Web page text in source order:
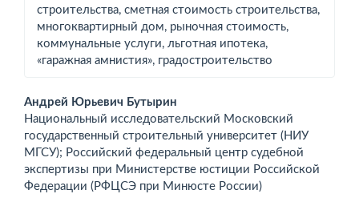
строительства, сметная стоимость строительства,
многоквартирный дом, рыночная стоимость,
коммунальные услуги, льготная ипотека,
«гаражная амнистия», градостроительство
Основное
содержимое
статьи
Андрей Юрьевич Бутырин
Национальный исследовательский Московский
государственный строительный университет (НИУ
МГСУ); Российский федеральный центр судебной
экспертизы при Министерстве юстиции Российской
Федерации (РФЦСЭ при Минюсте России)